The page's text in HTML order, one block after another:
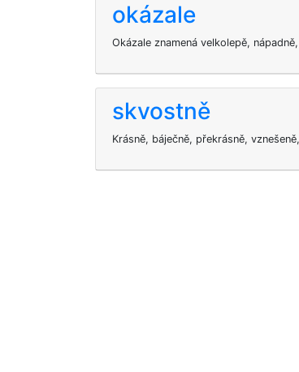
okázale
Okázale znamená velkolepě,
skvostně
Krásně, báječně, překrásně,